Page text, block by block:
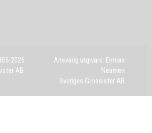
2026
AB
Ansvarig utgivare: Ermias
Neamen
Sveriges Grossister AB